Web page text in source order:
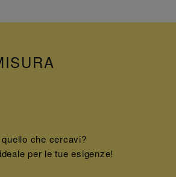
che cercavi?
per le tue esigenze!